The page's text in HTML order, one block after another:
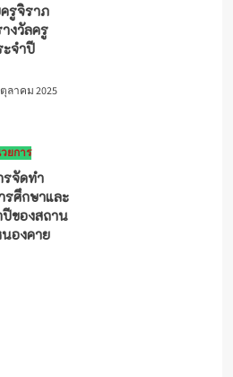
รูจิราภ
งวัลครู
จำปี
ลาคม 2025
ยการ
จัดทำ
ศึกษาและ
ของสถาน
องคาย